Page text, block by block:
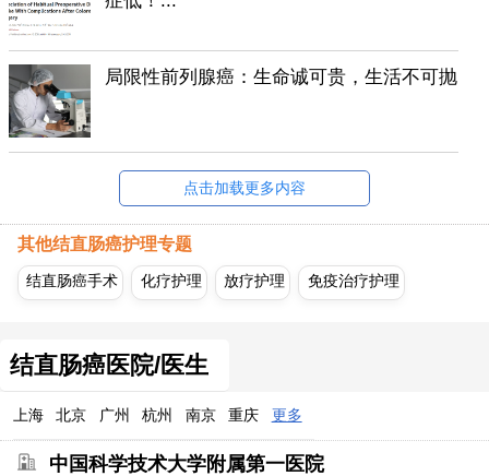
局限性前列腺癌：生命诚可贵，生活不可抛
点击加载更多内容
其他结直肠癌护理专题
结直肠癌手术 化疗护理 放疗护理 免疫治疗护理
结直肠癌医院/医生
上海 北京 广州 杭州 南京 重庆 更多
中国科学技术大学附属第一医院